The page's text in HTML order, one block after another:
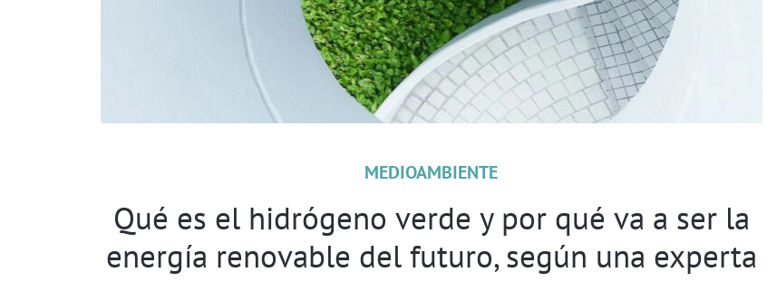
MEDIOAMBIENTE
Qué es el hidrógeno verde y por qué va a ser la
energía renovable del futuro, según una experta